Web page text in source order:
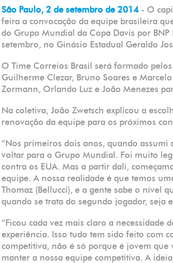
São Paulo, 2 de setembro de 2014 - O
feira a convocação da equipe brasileira
do Grupo Mundial da Copa Davis por
setembro, no Ginásio Estadual Geraldo
O Time Correios Brasil será formado
Guilherme Clezar, Bruno Soares e
Zormann, Orlando Luz e João Menezes
Na coletiva, João Zwetsch explicou a
renovação da equipe para os próximos
“Nos primeiros dois anos, quando assumi
voltar para o Grupo Mundial. Foi muito
contra os EUA. Mas a partir dali,
equipe. A nossa realidade é que temos
Thomaz (Bellucci), e a gente sabe o nível
quando se trata do segundo jogador, seja
“Ficou cada vez mais claro a
experiência. Isso tudo tem sido feito com
competitiva, não é só porque é jovem que
manter a nossa equipe competitiva. A